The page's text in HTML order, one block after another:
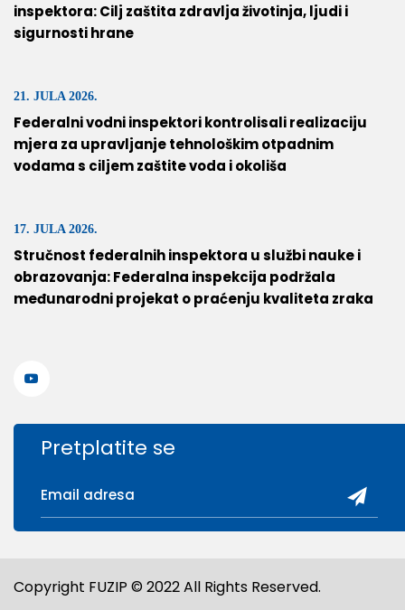
inspektora: Cilj zaštita zdravlja životinja, ljudi i
sigurnosti hrane
21. JULA 2026.
Federalni vodni inspektori kontrolisali realizaciju
mjera za upravljanje tehnološkim otpadnim
vodama s ciljem zaštite voda i okoliša
17. JULA 2026.
Stručnost federalnih inspektora u službi nauke i
obrazovanja: Federalna inspekcija podržala
međunarodni projekat o praćenju kvaliteta zraka
Pretplatite se
Copyright FUZIP © 2022 All Rights Reserved.